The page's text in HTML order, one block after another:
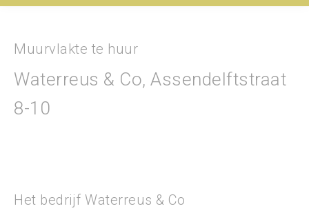
Muurvlakte te huur
Waterreus & Co, Assendelftstraat
8-10
Het bedrijf Waterreus & Co